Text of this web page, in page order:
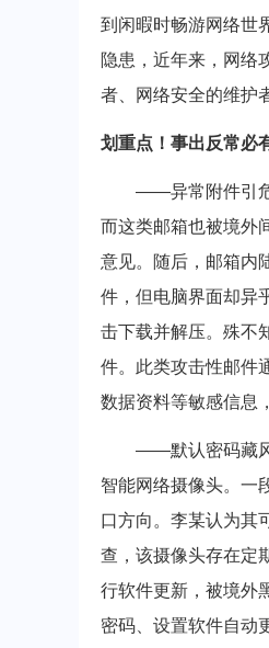
到闲暇时畅游网络世
隐患，近年来，网络
者、网络安全的维护
划重点！事出反常必
——异常附件引危机
而这类邮箱也被境外
意见。随后，邮箱内
件，但电脑界面却异
击下载并解压。殊不
件。此类攻击性邮件
数据资料等敏感信息
——默认密码藏风险
智能网络摄像头。一
口方向。李某认为其
查，该摄像头存在定
行软件更新，被境外
密码、设置软件自动